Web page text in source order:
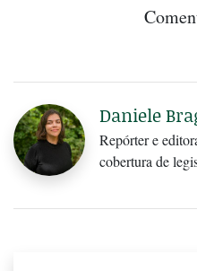
Daniele
Repórter e
cobertura de